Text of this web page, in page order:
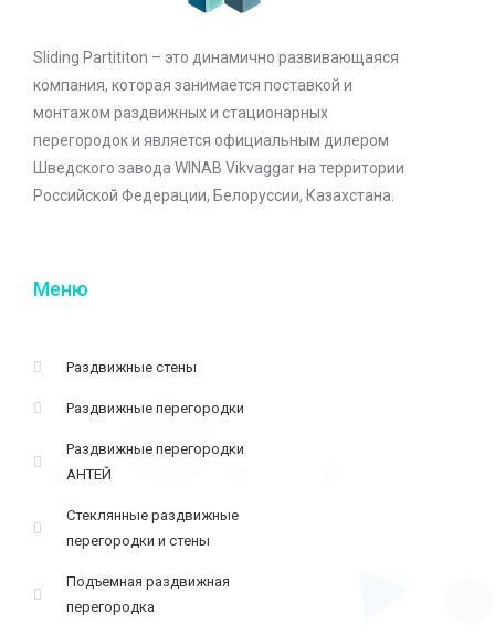
Sliding Partititon – это динамично развивающаяся
компания, которая занимается поставкой и
монтажом раздвижных и стационарных
перегородок и является официальным дилером
Шведского завода WINAB Vikvaggar на территории
Российской Федерации, Белоруссии, Казахстана.
Меню
Раздвижные стены
Раздвижные перегородки
Раздвижные перегородки
АНТЕЙ
Стеклянные раздвижные
перегородки и стены
Подъемная раздвижная
перегородка